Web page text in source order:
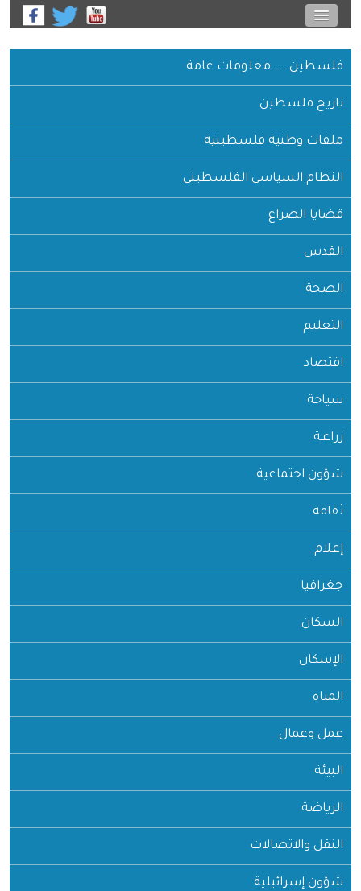
فلسطين ... معلومات عامة
تاريخ فلسطين
ملفات وطنية فلسطينية
النظام السياسي الفلسطيني
قضايا الصراع
القدس
الصحة
التعليم
اقتصاد
سياحة
زراعـة
شؤون اجتماعية
ثقافة
إعلام
جغرافيا
السكان
الإسكان
المياه
عمل وعمال
البيئة
الرياضة
النقل والاتصالات
شؤون إسرائيلية